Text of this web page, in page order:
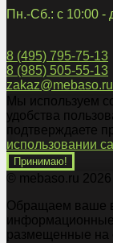
Пн.-Сб.: с 10:00 -
8 (495) 795-75-13
8 (985) 505-55-13
zakaz@mebaso.ru
Мы используем
удобства
подтверждаете
использовании
Принимаю!
© mebaso.ru
Обращаем ваше
информационные
размещенные на